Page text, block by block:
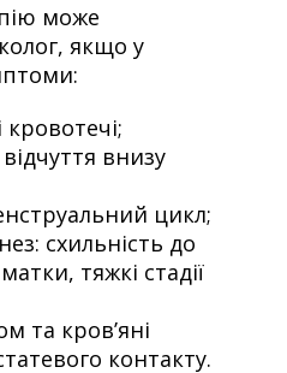
може
якщо у
внизу
цикл;
схильність до
тяжкі стадії
та кров’яні
контакту.